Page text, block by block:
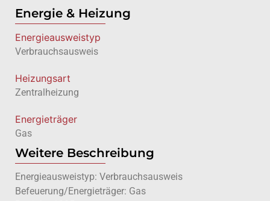
Energie & Heizung
Energie­ausweistyp
Verbrauchsausweis
Heizungsart
Zentralheizung
Energieträger
Gas
Weitere Beschreibung
Energieausweistyp: Verbrauchsausweis
Befeuerung/Energieträger: Gas